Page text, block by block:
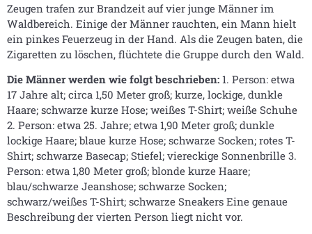
Zeugen trafen zur Brandzeit auf vier junge Männer im
Waldbereich. Einige der Männer rauchten, ein Mann hielt
ein pinkes Feuerzeug in der Hand. Als die Zeugen baten, die
Zigaretten zu löschen, flüchtete die Gruppe durch den Wald.
Die Männer werden wie folgt beschrieben: 1. Person: etwa
17 Jahre alt; circa 1,50 Meter groß; kurze, lockige, dunkle
Haare; schwarze kurze Hose; weißes T-Shirt; weiße Schuhe
2. Person: etwa 25. Jahre; etwa 1,90 Meter groß; dunkle
lockige Haare; blaue kurze Hose; schwarze Socken; rotes T-
Shirt; schwarze Basecap; Stiefel; viereckige Sonnenbrille 3.
Person: etwa 1,80 Meter groß; blonde kurze Haare;
blau/schwarze Jeanshose; schwarze Socken;
schwarz/weißes T-Shirt; schwarze Sneakers Eine genaue
Beschreibung der vierten Person liegt nicht vor.